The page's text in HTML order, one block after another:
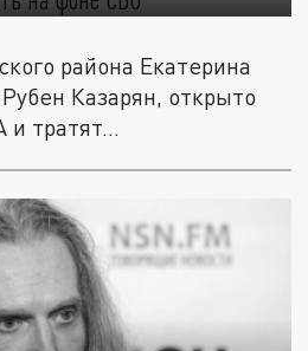
района Екатерина
Казарян, открыто
тратят...